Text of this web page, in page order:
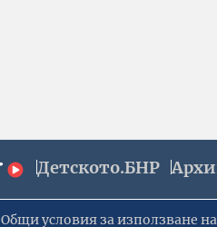
Детското.БНР
Общи условия за използване